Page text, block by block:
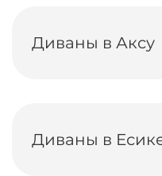
Диваны в Аксу
Диваны в